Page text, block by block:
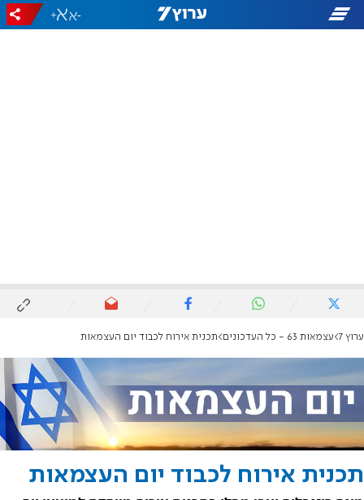
-
+
ערוץ 7 עצמאות 63 - כל העדכונים תכנית אירוח לכבוד יום העצמאות
תכנית אירוח לכבוד יום העצמאות